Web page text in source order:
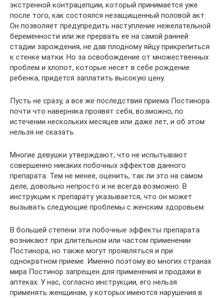
экстренной контрацепции, который принимается уже
после того, как состоялся незащищенный половой акт.
Он позволяет предупредить наступление нежелательной
беременности или же прервать ее на самой ранней
стадии зарождения, не дав плодному яйцу прикрепиться
к стенке матки. Но за освобождение от множественных
проблем и хлопот, которые несет в себе рождение
ребенка, придется заплатить высокую цену.
Пусть не сразу, а все же последствия приема Постинора
почти что наверняка проявят себя, возможно, по
истечении нескольких месяцев или даже лет, и об этом
нельзя не сказать.
Многие девушки утверждают, что не испытывают
совершенно никаких побочных эффектов данного
препарата. Тем не менее, оценить, так ли это на самом
деле, довольно непросто и не всегда возможно. В
инструкции к препарату указывается, что он может
вызывать следующие проблемы с женским здоровьем:
В большей степени эти побочные эффекты препарата
возникают при длительном или частом применении
Постинора, но также могут проявляться и при
однократном приеме. Именно поэтому во многих странах
мира Постинор запрещен для применения и продажи в
аптеках. У нас, согласно инструкции, его нельзя
применять женщинам, у которых имеются нарушения в